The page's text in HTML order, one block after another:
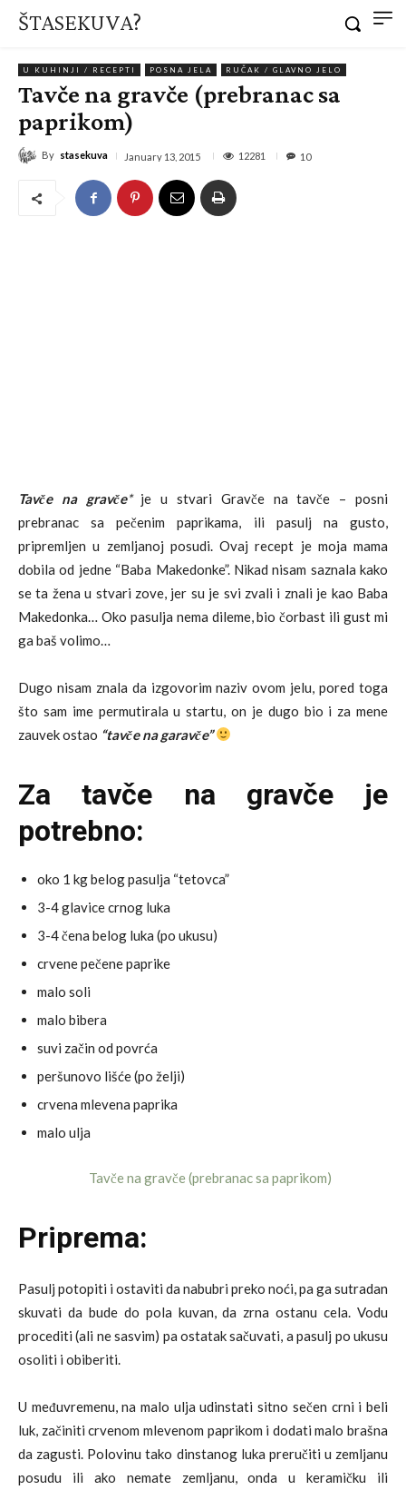
ŠTASEKUVA?
U KUHINJI / RECEPTI POSNA JELA RUČAK / GLAVNO JELO
Tavče na gravče (prebranac sa
paprikom)
By stasekuva January 13, 2015 12281 10
Tavče na gravče*je u stvari Gravče na tavče – posni
prebranac sa pečenim paprikama, ili pasulj na gusto,
pripremljen u zemljanoj posudi. Ovaj recept je moja mama
dobila od jedne “Baba Makedonke”. Nikad nisam saznala kako
se ta žena u stvari zove, jer su je svi zvali i znali je kao Baba
Makedonka… Oko pasulja nema dileme, bio čorbast ili gust mi
ga baš volimo…
Dugo nisam znala da izgovorim naziv ovom jelu, pored toga
što sam ime permutirala u startu, on je dugo bio i za mene
zauvek ostao “tavče na garavče”
Za tavče na gravče je
potrebno:
oko 1 kg belog pasulja “tetovca”
3-4 glavice crnog luka
3-4 čena belog luka (po ukusu)
crvene pečene paprike
malo soli
malo bibera
suvi začin od povrća
peršunovo lišće (po želji)
crvena mlevena paprika
malo ulja
Priprema:
Pasulj potopiti i ostaviti da nabubri preko noći, pa ga sutradan
skuvati da bude do pola kuvan, da zrna ostanu cela. Vodu
procediti (ali ne sasvim) pa ostatak sačuvati, a pasulj po ukusu
osoliti i obiberiti.
U međuvremenu, na malo ulja udinstati sitno sečen crni i beli
luk, začiniti crvenom mlevenom paprikom i dodati malo brašna
da zagusti. Polovinu tako dinstanog luka preručiti u zemljanu
posudu ili ako nemate zemljanu, onda u keramičku ili